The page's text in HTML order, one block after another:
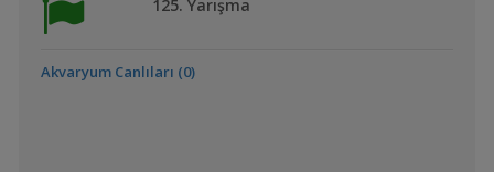
125. Yarışma
Akvaryum Canlıları (0)